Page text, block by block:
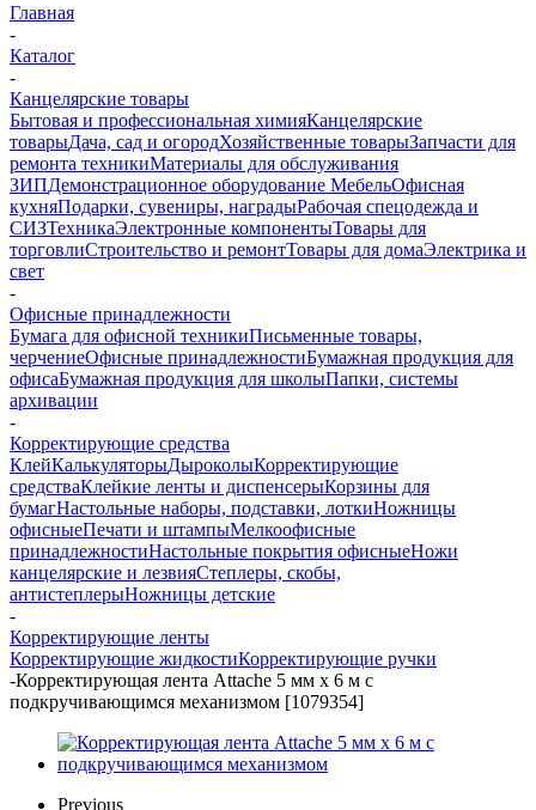
Главная
-
Каталог
-
Канцелярские товары
Бытовая и профессиональная химияКанцелярские
товарыДача, сад и огородХозяйственные товарыЗапчасти для
ремонта техникиМатериалы для обслуживания
ЗИПДемонстрационное оборудование МебельОфисная
кухняПодарки, сувениры, наградыРабочая спецодежда и
СИЗТехникаЭлектронные компонентыТовары для
торговлиСтроительство и ремонтТовары для домаЭлектрика и
свет
-
Офисные принадлежности
Бумага для офисной техникиПисьменные товары,
черчениеОфисные принадлежностиБумажная продукция для
офисаБумажная продукция для школыПапки, системы
архивации
-
Корректирующие средства
КлейКалькуляторыДыроколыКорректирующие
средстваКлейкие ленты и диспенсерыКорзины для
бумагНастольные наборы, подставки, лоткиНожницы
офисныеПечати и штампыМелкоофисные
принадлежностиНастольные покрытия офисныеНожи
канцелярские и лезвияСтеплеры, скобы,
антистеплерыНожницы детские
-
Корректирующие ленты
Корректирующие жидкостиКорректирующие ручки
-Корректирующая лента Attache 5 мм x 6 м с
подкручивающимся механизмом [1079354]
Previous